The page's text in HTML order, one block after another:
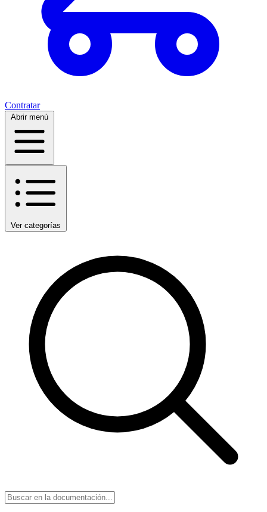
Contratar
Abrir menú
Ver categorías